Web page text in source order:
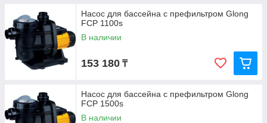
Насос для бассейна с префильтром Glong
FCP 1100s
В наличии
153 180 ₸
Насос для бассейна с префильтром Glong
FCP 1500s
В наличии